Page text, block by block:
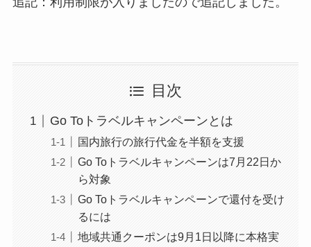
目次
Go Toトラベルキャンペーンとは
国内旅行の旅行代金を半額を支援
Go Toトラベルキャンペーンは7月22日か
ら対象
Go Toトラベルキャンペーンで還付を受け
るには
地域共通クーポンは9月1日以降に本格実